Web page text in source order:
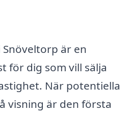
är en
för dig som vill sälja
När potentiella
visning är den första